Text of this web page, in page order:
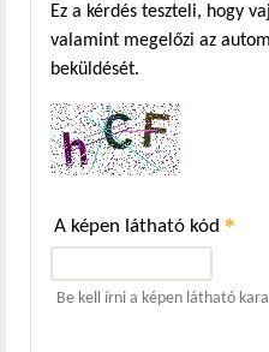
Ez a kérdés teszteli, hogy
valamint megelőzi az
beküldését.
A képen látható kód *
Be kell írni a képen látható